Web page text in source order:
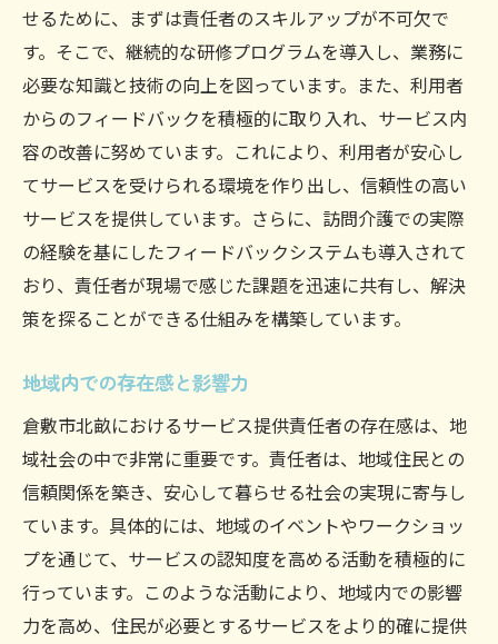
せるために、まずは責任者のスキルアップが不可欠で
す。そこで、継続的な研修プログラムを導入し、業務に
必要な知識と技術の向上を図っています。また、利用者
からのフィードバックを積極的に取り入れ、サービス内
容の改善に努めています。これにより、利用者が安心し
てサービスを受けられる環境を作り出し、信頼性の高い
サービスを提供しています。さらに、訪問介護での実際
の経験を基にしたフィードバックシステムも導入されて
おり、責任者が現場で感じた課題を迅速に共有し、解決
策を探ることができる仕組みを構築しています。
地域内での存在感と影響力
倉敷市北畝におけるサービス提供責任者の存在感は、地
域社会の中で非常に重要です。責任者は、地域住民との
信頼関係を築き、安心して暮らせる社会の実現に寄与し
ています。具体的には、地域のイベントやワークショッ
プを通じて、サービスの認知度を高める活動を積極的に
行っています。このような活動により、地域内での影響
力を高め、住民が必要とするサービスをより的確に提供